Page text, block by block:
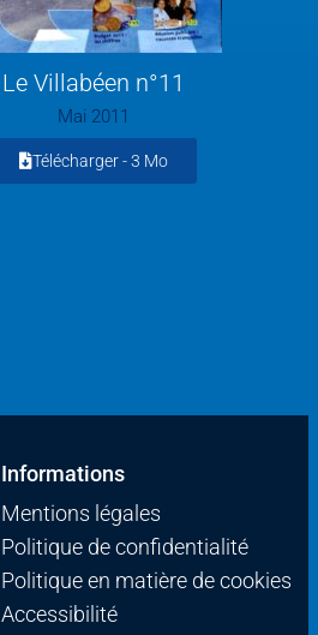
Le Villabéen n°11
Mai 2011
Télécharger -3 Mo
Informations
Mentions légales
Politique de confidentialité
Politique en matière de cookies
Accessibilité